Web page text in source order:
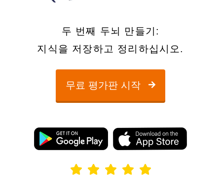
두 번째 두뇌 만들기:
지식을 저장하고 정리하십시오.
무료 평가판 시작